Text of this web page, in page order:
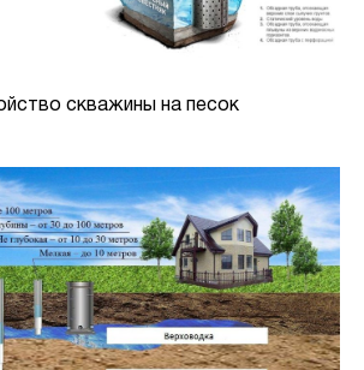
скважины на песок